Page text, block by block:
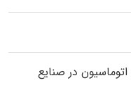
در صنایع